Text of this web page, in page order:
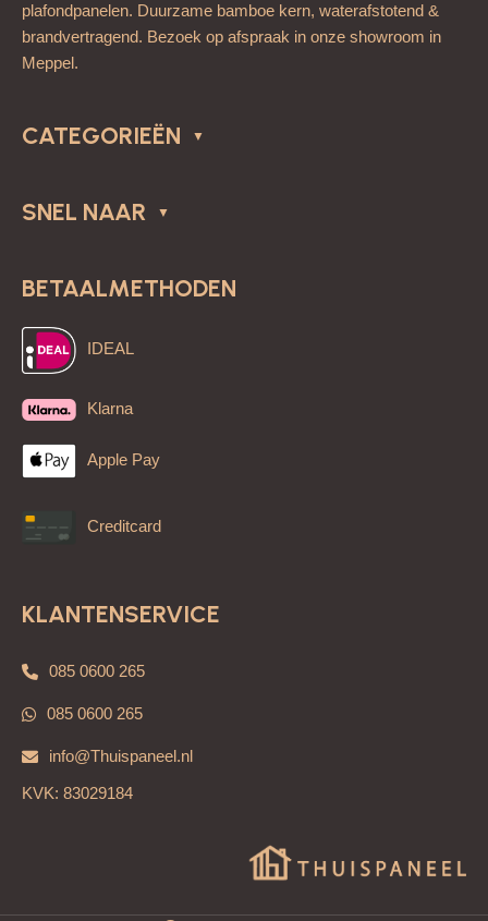
plafondpanelen. Duurzame bamboe kern, waterafstotend &
brandvertragend. Bezoek op afspraak in onze showroom in
Meppel.
CATEGORIEËN
SNEL NAAR
BETAALMETHODEN
IDEAL
Klarna
Apple Pay
Creditcard
KLANTENSERVICE
085 0600 265
085 0600 265
info@Thuispaneel.nl
KVK: 83029184